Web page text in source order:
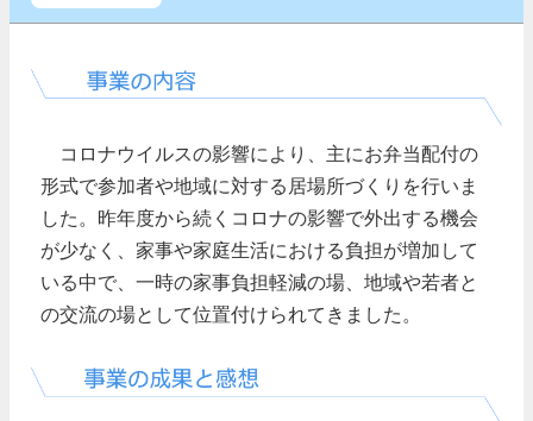
コロナウイルスの影響により、主にお弁当配付の
形式で参加者や地域に対する居場所づくりを行いま
した。昨年度から続くコロナの影響で外出する機会
が少なく、家事や家庭生活における負担が増加して
いる中で、一時の家事負担軽減の場、地域や若者と
の交流の場として位置付けられてきました。